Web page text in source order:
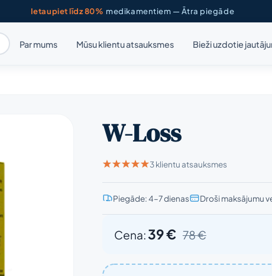
Ietaupiet līdz 80% medikamentiem — Ātra piegāde
Par mums Mūsu klientu atsauksmes Bieži uzdotie
W-Loss
3 klientu atsauksmes
Piegāde: 4–7 dienas Droši maksājumu
Cena:39 € 78 €